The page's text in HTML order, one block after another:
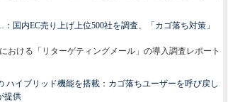
国内EC売り上げ上位500社を調査、「カゴ落ち対策」
おける「リターゲティングメール」の導入調査レポート
ハイブリッド機能を搭載：カゴ落ちユーザーを呼び戻し
提供